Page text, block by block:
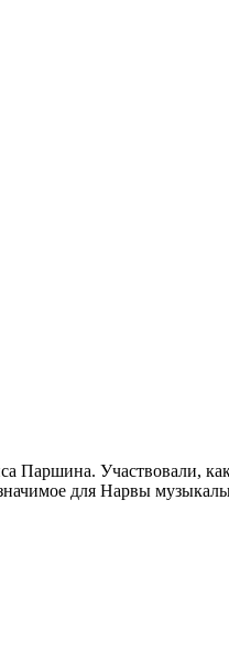
Паршина. Участвовали,
для Нарвы